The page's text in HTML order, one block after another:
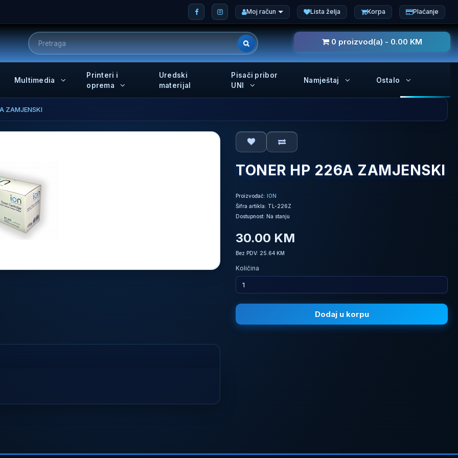
Moj račun Lista želja Korpa Plaćanje
0 proizvod(a) - 0.00 KM
Multimedia
Printeri i
oprema
Uredski
materijal
Pisači pribor
UNI
Namještaj Ostalo
ZAMJENSKI
TONER HP 226A ZAMJENSKI
Proizvođač:ION
Šifra artikla: TL-226Z
Dostupnost: Na stanju
30.00 KM
Bez PDV: 25.64 KM
Količina
Dodaj u korpu